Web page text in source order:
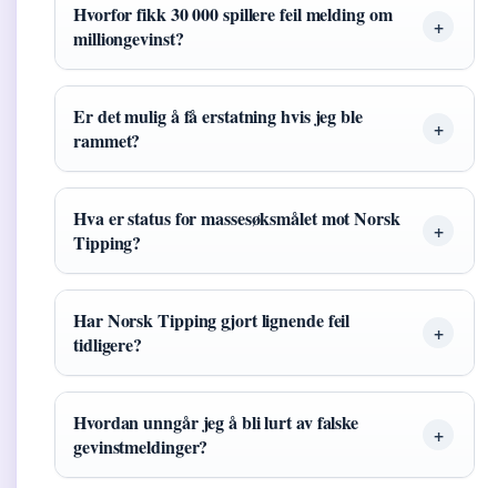
Hvorfor fikk 30 000 spillere feil melding om
milliongevinst?
Er det mulig å få erstatning hvis jeg ble
rammet?
Hva er status for massesøksmålet mot Norsk
Tipping?
Har Norsk Tipping gjort lignende feil
tidligere?
Hvordan unngår jeg å bli lurt av falske
gevinstmeldinger?